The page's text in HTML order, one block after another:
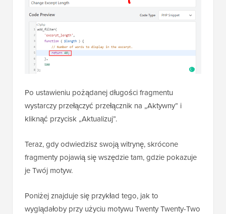
Po ustawieniu pożądanej długości fragmentu
wystarczy przełączyć przełącznik na „Aktywny” i
kliknąć przycisk „Aktualizuj”.
Teraz, gdy odwiedzisz swoją witrynę, skrócone
fragmenty pojawią się wszędzie tam, gdzie pokazuje
je Twój motyw.
Poniżej znajduje się przykład tego, jak to
wyglądałoby przy użyciu motywu Twenty Twenty-Two